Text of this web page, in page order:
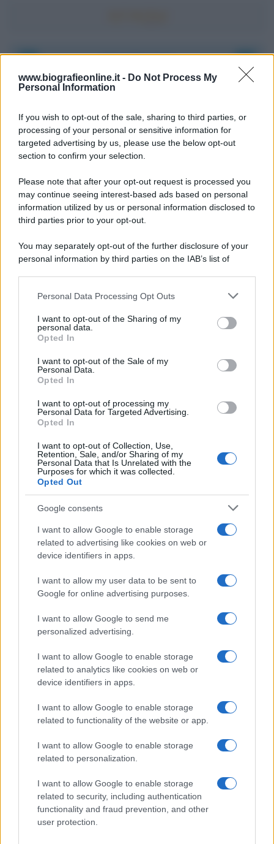
www.biografieonline.it - Do Not Process My
Personal Information
If you wish to opt-out of the sale, sharing to third parties, or
processing of your personal or sensitive information for
targeted advertising by us, please use the below opt-out
section to confirm your selection.
Please note that after your opt-out request is processed you
may continue seeing interest-based ads based on personal
information utilized by us or personal information disclosed to
third parties prior to your opt-out.
You may separately opt-out of the further disclosure of your
personal information by third parties on the IAB’s list of
This information may also be disclosed by us to third parties
disclose it to other third parties.
Please note that this website/app uses one or more Google
services and may gather and store information including but
not limited to your visit or usage behaviour. You may click to
grant or deny consent to Google and its third-party tags to
consent section.
Personal Data Processing Opt Outs
I want to opt-out of the Sharing of my
personal data.
Opted In
I want to opt-out of the Sale of my
Personal Data.
Opted In
I want to opt-out of processing my
Personal Data for Targeted Advertising.
Opted In
I want to opt-out of Collection, Use,
Retention, Sale, and/or Sharing of my
Personal Data that Is Unrelated with the
Purposes for which it was collected.
Opted Out
Google consents
I want to allow Google to enable storage
related to advertising like cookies on web or
device identifiers in apps.
I want to allow my user data to be sent to
Google for online advertising purposes.
I want to allow Google to send me
personalized advertising.
I want to allow Google to enable storage
related to analytics like cookies on web or
device identifiers in apps.
I want to allow Google to enable storage
related to functionality of the website or app.
I want to allow Google to enable storage
related to personalization.
I want to allow Google to enable storage
related to security, including authentication
functionality and fraud prevention, and other
user protection.
Accadde oggi
6 agosto 1945
81 ANNI FA
Durante la Seconda guerra mondiale avviene uno dei
più tristi episodi che la storia ricordi: il
LEGGI L'ARTICOLO
Il bombardamento atomico di Hiroshima e
Nagasaki
Biografie
Biografie più visitate
Indice dei nomi
Categorie
Temi
Approfondimenti
Ricorrenze
Onomastico
Che giorno sarà?
Pubblica la tua biografia
Privacy Policy
Cookie Policy